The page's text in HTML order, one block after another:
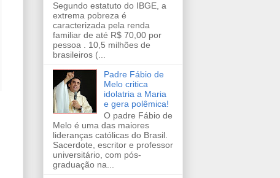
Segundo estatuto do IBGE, a
extrema pobreza é
caracterizada pela renda
familiar de até R$ 70,00 por
pessoa . 10,5 milhões de
brasileiros (...
Padre Fábio de
Melo critica
idolatria a Maria
e gera polêmica!
O padre Fábio de
Melo é uma das maiores
lideranças católicas do Brasil.
Sacerdote, escritor e professor
universitário, com pós-
graduação na...